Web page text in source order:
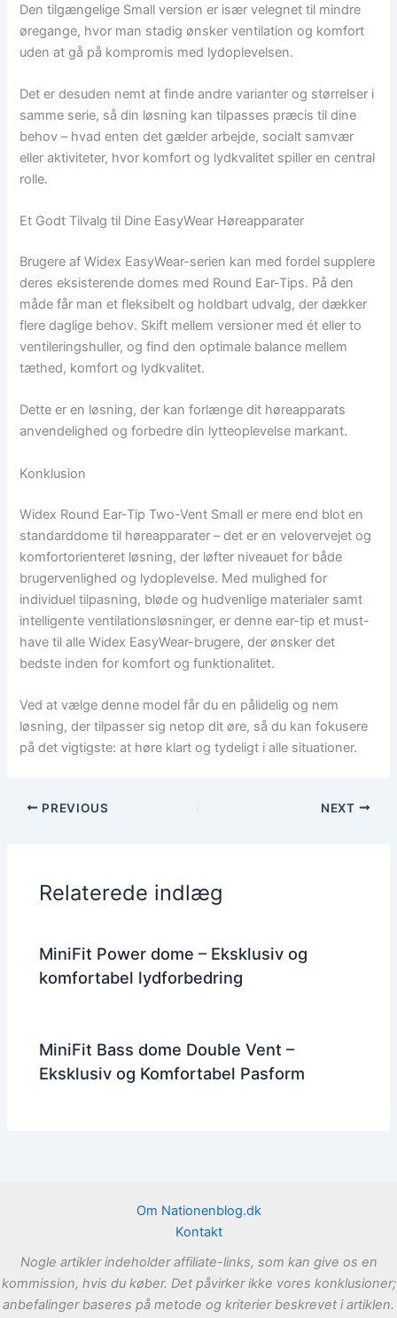
Den tilgængelige Small version er især velegnet til mindre
øregange, hvor man stadig ønsker ventilation og komfort
uden at gå på kompromis med lydoplevelsen.
Det er desuden nemt at finde andre varianter og størrelser i
samme serie, så din løsning kan tilpasses præcis til dine
behov – hvad enten det gælder arbejde, socialt samvær
eller aktiviteter, hvor komfort og lydkvalitet spiller en central
rolle.
Et Godt Tilvalg til Dine EasyWear Høreapparater
Brugere af Widex EasyWear-serien kan med fordel supplere
deres eksisterende domes med Round Ear-Tips. På den
måde får man et fleksibelt og holdbart udvalg, der dækker
flere daglige behov. Skift mellem versioner med ét eller to
ventileringshuller, og find den optimale balance mellem
tæthed, komfort og lydkvalitet.
Dette er en løsning, der kan forlænge dit høreapparats
anvendelighed og forbedre din lytteoplevelse markant.
Konklusion
Widex Round Ear-Tip Two-Vent Small er mere end blot en
standarddome til høreapparater – det er en velovervejet og
komfortorienteret løsning, der løfter niveauet for både
brugervenlighed og lydoplevelse. Med mulighed for
individuel tilpasning, bløde og hudvenlige materialer samt
intelligente ventilationsløsninger, er denne ear-tip et must-
have til alle Widex EasyWear-brugere, der ønsker det
bedste inden for komfort og funktionalitet.
Ved at vælge denne model får du en pålidelig og nem
løsning, der tilpasser sig netop dit øre, så du kan fokusere
på det vigtigste: at høre klart og tydeligt i alle situationer.
PREVIOUS NEXT
Relaterede indlæg
MiniFit Power dome – Eksklusiv og
komfortabel lydforbedring
MiniFit Bass dome Double Vent –
Eksklusiv og Komfortabel Pasform
Om Nationenblog.dk
Kontakt
Nogle artikler indeholder affiliate-links, som kan give os en
kommission, hvis du køber. Det påvirker ikke vores konklusioner;
anbefalinger baseres på metode og kriterier beskrevet i artiklen.